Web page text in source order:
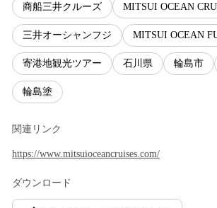
商船三井クルーズ MITSUI OCEAN
三井オーシャンフジ MITSUI OCEAN
寄港地観光ツアー 石川県 輪島市
輪島塗
関連リンク
https://www.mitsuioceancruises.com/
ダウンロード